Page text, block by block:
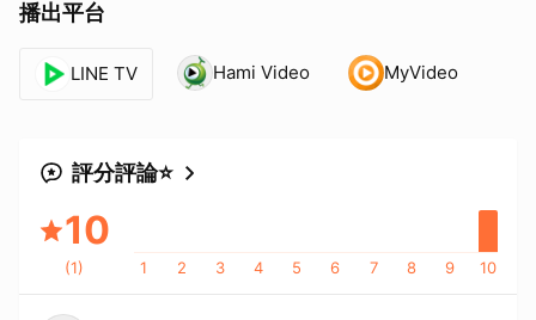
播出平台
LINE TV Hami Video MyVideo
評分評論⭐
10
(1) 1 2 3 4 5 6 7 8 9 10